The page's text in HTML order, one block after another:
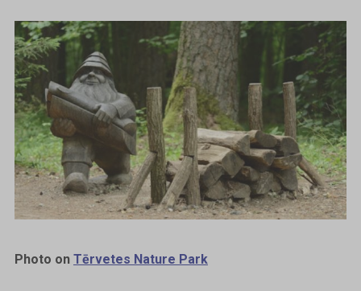
Photo on Tērvetes Nature Park